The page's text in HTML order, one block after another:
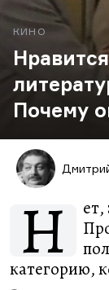
КИНО
Почему
Н
категорию,